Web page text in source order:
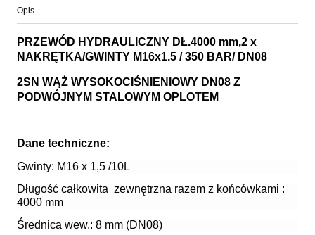
Opis
PRZEWÓD HYDRAULICZNY DŁ.4000 mm,2 x
NAKRĘTKA/GWINTY M16x1.5 / 350 BAR/ DN08
2SN WĄŻ WYSOKOCIŚNIENIOWY DN08 Z
PODWÓJNYM STALOWYM OPLOTEM
Dane techniczne:
Gwinty: M16 x 1,5 /10L
Długość całkowita zewnętrzna razem z końcówkami :
4000 mm
Średnica wew.: 8 mm (DN08)